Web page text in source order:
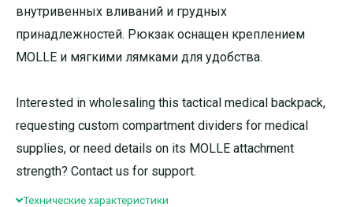
внутривенных вливаний и грудных
принадлежностей. Рюкзак оснащен креплением
MOLLE и мягкими лямками для удобства.
Interested in wholesaling this tactical medical backpack,
requesting custom compartment dividers for medical
supplies, or need details on its MOLLE attachment
strength? Contact us for support.
Технические характеристики